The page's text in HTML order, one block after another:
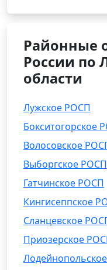
Районные
России по
области
Лужское РОСП
Бокситогорское
Волосовское
Выборгское РОСП
Гатчинское РОСП
Кингисеппское
Сланцевское
Приозерское